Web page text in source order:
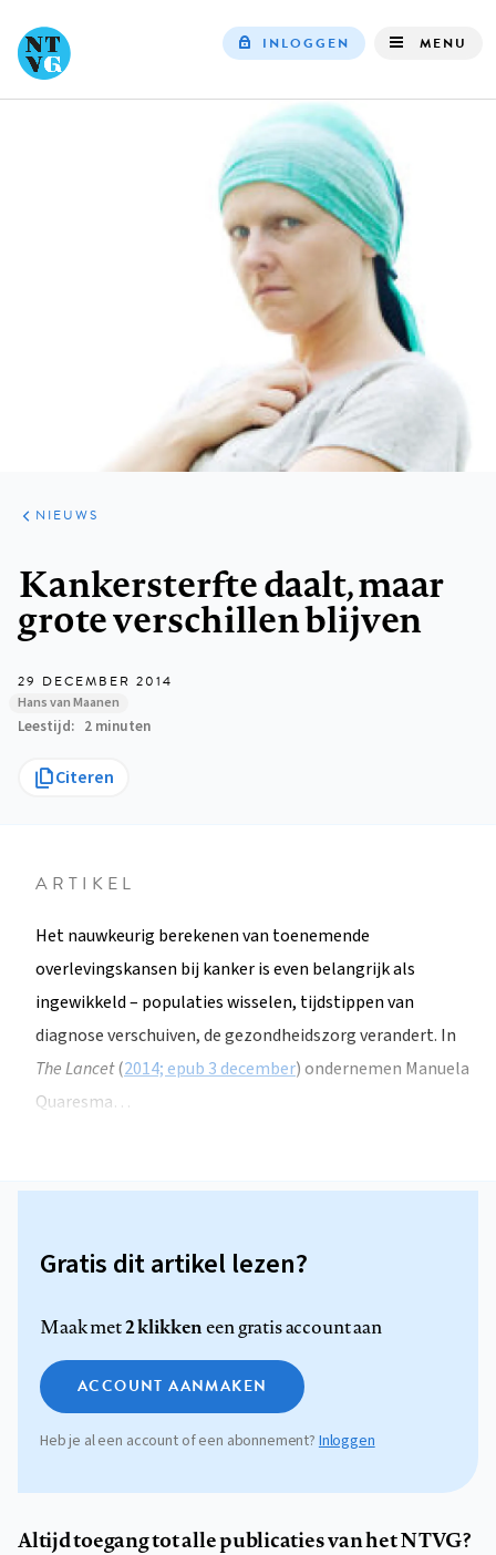
navigation
INLOGGEN MENU
ARTIKELEN
HET
KORT
NIEUWS
Kankersterfte daalt, maar
grote verschillen blijven
29 DECEMBER 2014
Hans van Maanen
Leestijd 2 minuten
Citeren
ARTIKEL
Het nauwkeurig berekenen van toenemende
overlevingskansen bij kanker is even belangrijk als
ingewikkeld – populaties wisselen, tijdstippen van
diagnose verschuiven, de gezondheidszorg verandert. In
The Lancet(2014; epub 3 december) ondernemen Manuela
Quaresma…
Gratis dit artikel lezen?
Maak met2 klikkeneen gratis account aan
ACCOUNT AANMAKEN
Heb je al een account of een abonnement? Inloggen
Altijd toegang tot alle publicaties van het NTVG?